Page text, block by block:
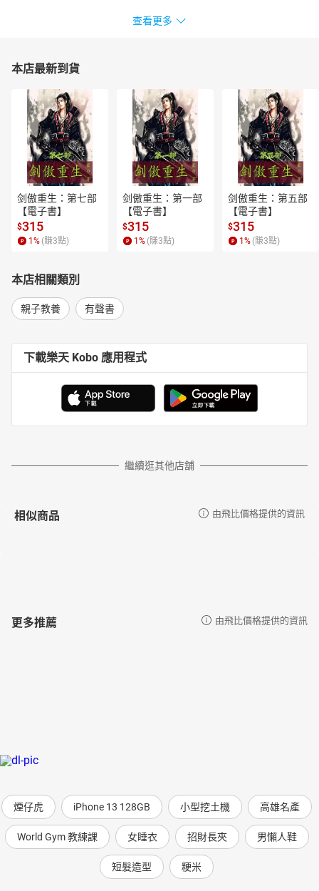
查看更多
本店最新到貨
剑傲重生：第七部
【電子書】
$315
1 % (賺3點)
剑傲重生：第一部
【電子書】
$315
1 % (賺3點)
剑傲重生：第五部
【電子書】
$315
1 % (賺3點)
本店相關類別
親子教養 有聲書
下載樂天 Kobo 應用程式
繼續逛其他店舖
相似商品 由飛比價格提供的資訊
更多推薦 由飛比價格提供的資訊
煙仔虎 iPhone 13 128GB 小型挖土機 高雄名產
World Gym 教練課 女睡衣 招財長夾 男懶人鞋
短髮造型 粳米